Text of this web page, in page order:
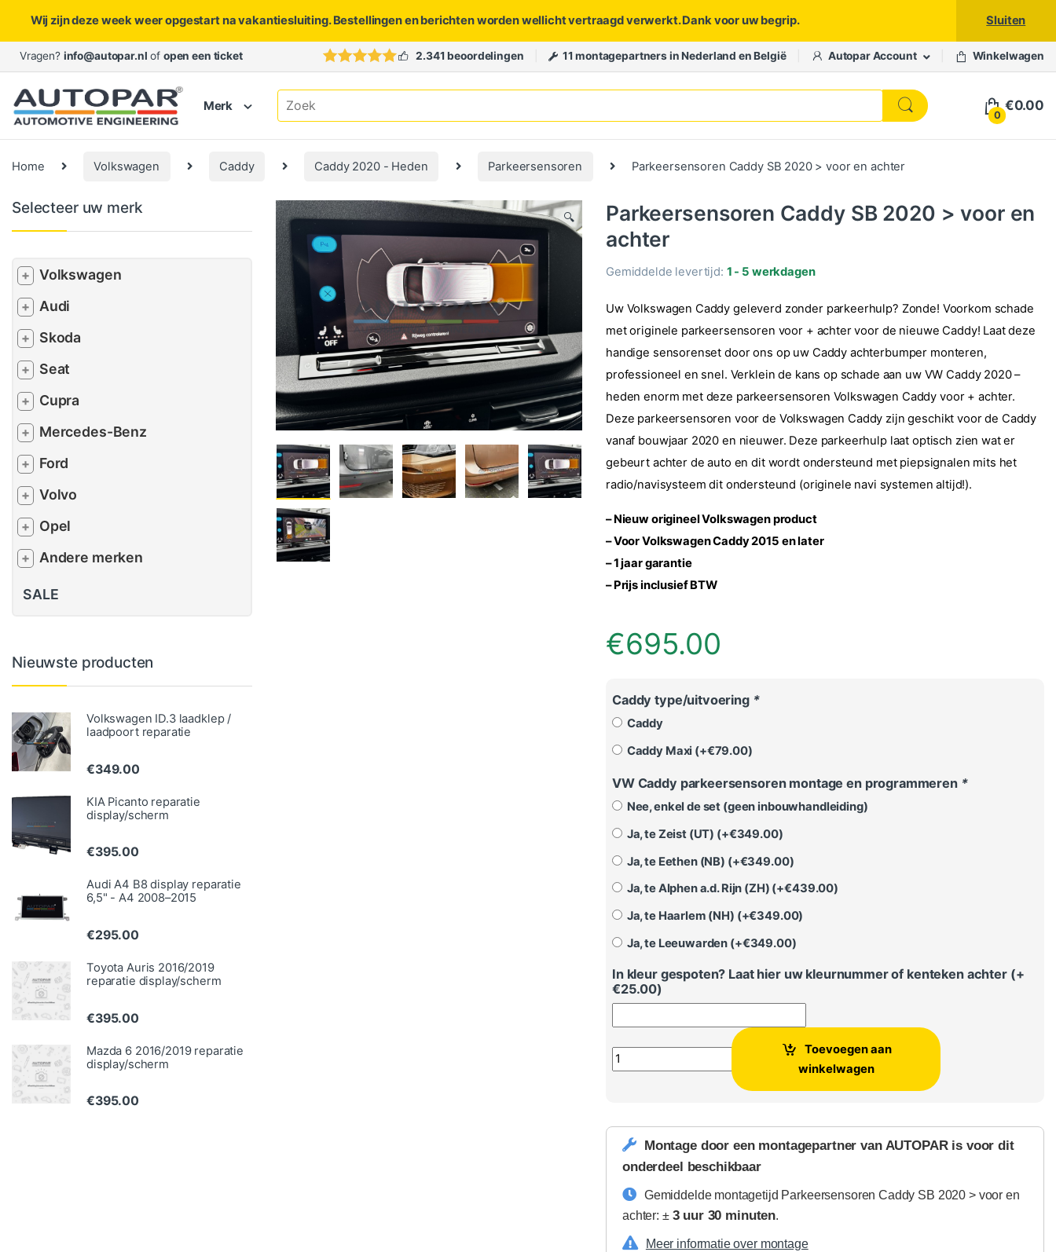
Wij zijn deze week weer opgestart na vakantiesluiting. Bestellingen en berichten worden wellicht vertraagd verwerkt. Dank voor uw begrip. Sluiten
Skip to navigation
Skip to content
Vragen? info@autopar.nl of open een ticket 2.341 beoordelingen 11 montagepartners in Nederland en België Autopar Account Winkelwagen
Merk
Search for:
0
€0.00
Home Volkswagen Caddy Caddy 2020 - Heden Parkeersensoren Parkeersensoren Caddy SB 2020 > voor en achter
🔍
Parkeersensoren Caddy SB 2020 > voor en
achter
Gemiddelde levertijd: 1 - 5 werkdagen
Uw Volkswagen Caddy geleverd zonder parkeerhulp? Zonde! Voorkom schade
met originele parkeersensoren voor + achter voor de nieuwe Caddy! Laat deze
handige sensorenset door ons op uw Caddy achterbumper monteren,
professioneel en snel. Verklein de kans op schade aan uw VW Caddy 2020 –
heden enorm met deze parkeersensoren Volkswagen Caddy voor + achter.
Deze parkeersensoren voor de Volkswagen Caddy zijn geschikt voor de Caddy
vanaf bouwjaar 2020 en nieuwer. Deze parkeerhulp laat optisch zien wat er
gebeurt achter de auto en dit wordt ondersteund met piepsignalen mits het
radio/navisysteem dit ondersteund (originele navi systemen altijd!).
– Nieuw origineel Volkswagen product
– Voor Volkswagen Caddy 2015 en later
– 1 jaar garantie
– Prijs inclusief BTW
€695.00
Caddy type/uitvoering *
Caddy
Caddy Maxi (+€79.00)
VW Caddy parkeersensoren montage en programmeren *
Nee, enkel de set (geen inbouwhandleiding)
Ja, te Zeist (UT) (+€349.00)
Ja, te Eethen (NB) (+€349.00)
Ja, te Alphen a.d. Rijn (ZH) (+€439.00)
Ja, te Haarlem (NH) (+€349.00)
Ja, te Leeuwarden (+€349.00)
In kleur gespoten? Laat hier uw kleurnummer of kenteken achter (+
€25.00)
Parkeersensoren Caddy SB 2020 > voor en achter aantal
Toevoegen aan
winkelwagen
Montage door een montagepartner van AUTOPAR is voor dit
onderdeel beschikbaar
Gemiddelde montagetijd Parkeersensoren Caddy SB 2020 > voor en
achter: ± 3 uur 30 minuten.
Meer informatie over montage
Selecteer uw merk
+ Volkswagen
+ Audi
+ Skoda
+ Seat
+ Cupra
+ Mercedes-Benz
+ Ford
+ Volvo
+ Opel
+ Andere merken
SALE
Nieuwste producten
Volkswagen ID.3 laadklep /
laadpoort reparatie
€349.00
KIA Picanto reparatie
display/scherm
€395.00
Audi A4 B8 display reparatie
6,5" - A4 2008–2015
€295.00
Toyota Auris 2016/2019
reparatie display/scherm
€395.00
Mazda 6 2016/2019 reparatie
display/scherm
€395.00